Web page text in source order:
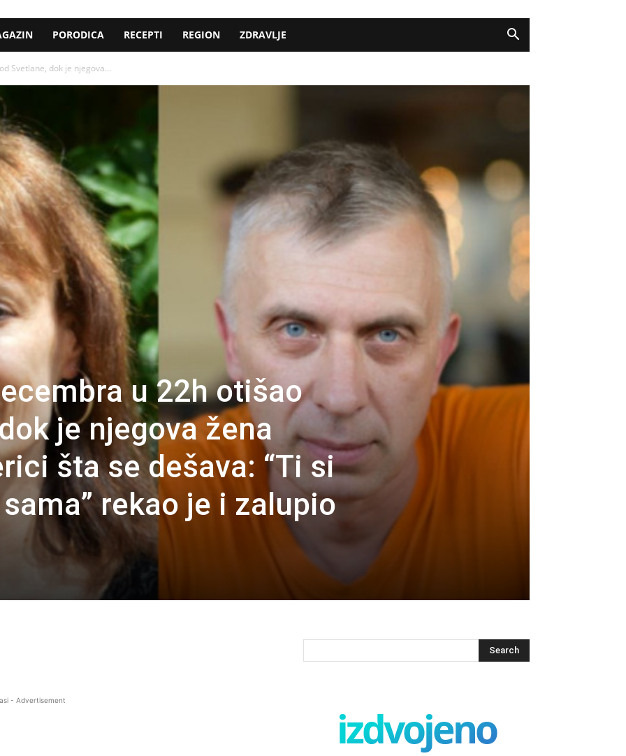
PORODICA RECEPTI REGION ZDRAVLJE
Svetlane, dok je njegova...
u 22h otišao
je njegova žena
šta se dešava: “Ti si
rekao je i zalupio
- Advertisement
izdvojeno